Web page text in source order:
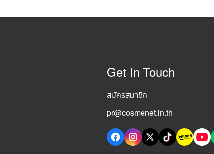
Get In Touch
สมัครสมาชิก
pr@cosmenet.in.th